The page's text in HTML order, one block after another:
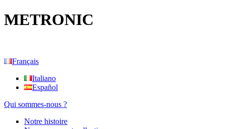
METRONIC
Français
Italiano
Español
Qui sommes-nous ?
Notre histoire